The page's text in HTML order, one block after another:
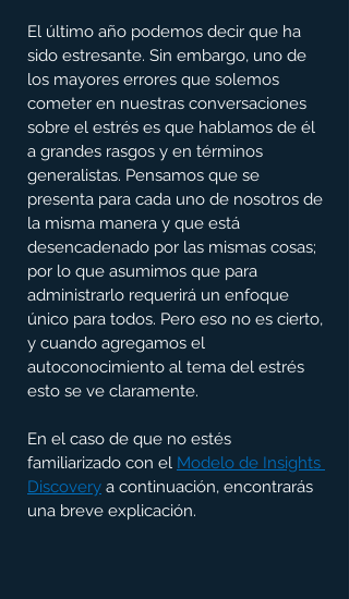
El último año podemos decir que ha
sido estresante. Sin embargo, uno de
los mayores errores que solemos
cometer en nuestras conversaciones
sobre el estrés es que hablamos de él
a grandes rasgos y en términos
generalistas. Pensamos que se
presenta para cada uno de nosotros de
la misma manera y que está
desencadenado por las mismas cosas;
por lo que asumimos que para
administrarlo requerirá un enfoque
único para todos. Pero eso no es cierto,
y cuando agregamos el
autoconocimiento al tema del estrés
esto se ve claramente.
En el caso de que no estés
familiarizado con el Modelo de Insights
Discovery a continuación, encontrarás
una breve explicación.